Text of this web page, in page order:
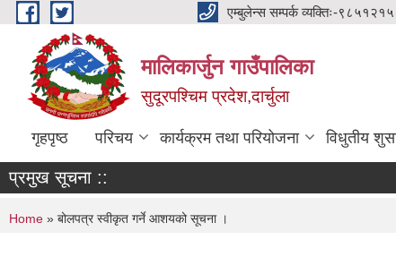
Skip to main content एम्बुलेन्स सम्पर्क व्यक्तिः-
मालिकार्जुन गाउँपालिका
सुदूरपश्चिम प्रदेश,दार्चुला
गृहपृष्ठ परिचय कार्यक्रम तथा परियोजना विधुतीय
प्रमुख सूचना ::
You are here
Home » बोलपत्र स्वीकृत गर्ने आशयको सूचना ।